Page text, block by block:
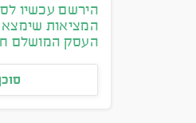
הירשם עכשיו
המציאות
העסק המושלם